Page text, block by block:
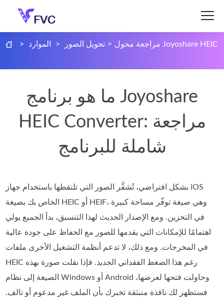
> الموارد > تحويل الصور > مراجعة محول Joyoshare HEIC
ما هو برنامج Joyoshare
HEIC Converter: مراجعة
شاملة للبرنامج
بشكل افتراضي، تُشفَّر الصور التي تلتقطها باستخدام جهاز iOS
الخاص بك بصيغة HEIC أو HEIF، وهي صيغة توفّر مساحة كبيرة
في التخزين. ومع الإصدار الحديث لهذا التنسيق، بدأ الجميع يولي
اهتمامًا للإمكانات التي يقدمها للصور مع الحفاظ على جودة عالية
في المخرجات. ومع ذلك، لا تدعم أنظمة التشغيل الأخرى ملفات
HEIC رغم هذا الضغط الفقداني الجديد. فإذا نقلت صورة بهذه
الصيغة إلى نظام Windows أو Android وحاولت فتحها لعرضها،
فستظهر لك نافذة منبثقة تخبرك بأن الملف غير مدعوم أو تالف.